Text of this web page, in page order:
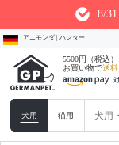
8/31ま
アニモンダ | ハンター
5500円（税込
お買い物で送料
犬用 猫用